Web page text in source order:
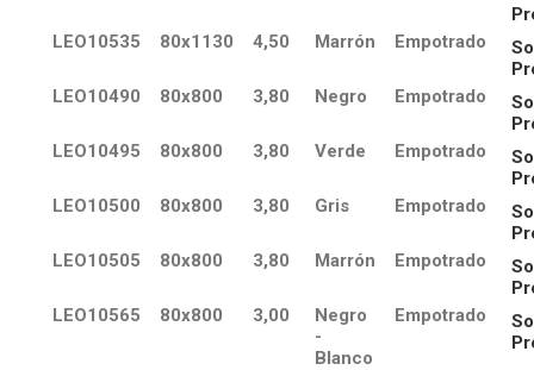
LEO10535
80x1130 4,50 Marrón Empotrado
LEO10490
80x800 3,80 Negro Empotrado
LEO10495
80x800 3,80 Verde Empotrado
LEO10500
80x800 3,80 Gris Empotrado
LEO10505
80x800 3,80 Marrón Empotrado
LEO10565
80x800 3,00
Negro
-
Blanco
Empotrado